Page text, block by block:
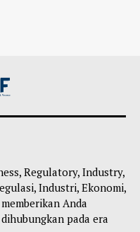
Regulatory, Industry,
Industri, Ekonomi,
Anda
pada era